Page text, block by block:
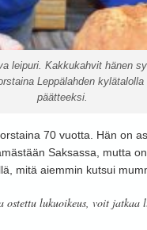
leipuri. Kakkukahvit hänen
Leppälahden
päätteeksi.
70 vuotta. Hän on
Saksassa, mutta
mitä aiemmin kutsui
ostettu lukuoikeus, voit jatkaa